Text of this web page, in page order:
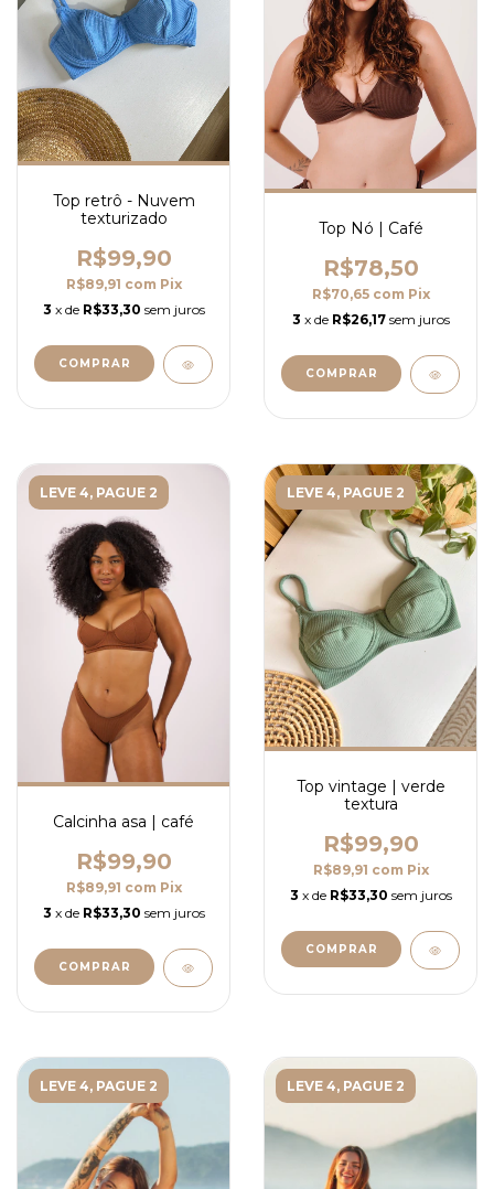
Top retrô - Nuvem
texturizado
R$99,90
R$89,91 com Pix
3 x de R$33,30 sem juros
COMPRAR
Top Nó | Café
R$78,50
R$70,65 com Pix
3 x de R$26,17 sem juros
COMPRAR
LEVE 4, PAGUE 2
Calcinha asa | café
R$99,90
R$89,91 com Pix
3 x de R$33,30 sem juros
COMPRAR
LEVE 4, PAGUE 2
Top vintage | verde
textura
R$99,90
R$89,91 com Pix
3 x de R$33,30 sem juros
COMPRAR
LEVE 4, PAGUE 2 LEVE 4, PAGUE 2